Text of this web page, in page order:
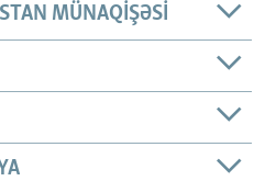
MÜNAQIŞƏSI